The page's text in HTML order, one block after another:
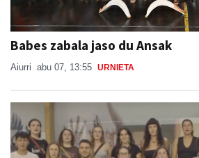
Babes zabala jaso du Ansak
Aiurri abu 07, 13:55 URNIETA